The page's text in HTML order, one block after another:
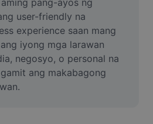
pang-ayos ng
user-friendly na
experience saan mang
iyong mga larawan
negosyo, o personal na
ang makabagong